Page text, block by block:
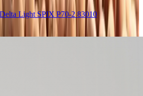
Light SPIX P70-2 83010